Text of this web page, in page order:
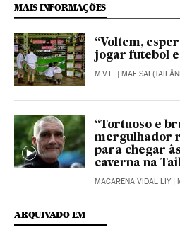
MAIS INFORMAÇÕES
“Voltem,
jogar futebol
M.V.L. | MAE SAI
“Tortuoso e
mergulhador
para chegar
caverna na
MACARENA VIDAL LIY |
ARQUIVADO EM